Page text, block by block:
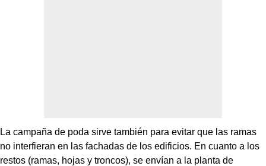
La campaña de poda sirve también para evitar que las ramas
no interfieran en las fachadas de los edificios. En cuanto a los
restos (ramas, hojas y troncos), se envían a la planta de